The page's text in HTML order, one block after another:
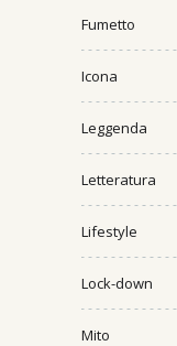
Fumetto
Icona
Leggenda
Letteratura
Lifestyle
Lock-down
Mito